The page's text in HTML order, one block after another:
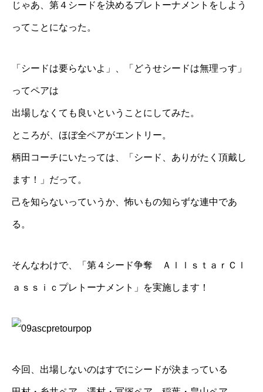
じゃあ、第４シードを決めるプレトーナメントをしよう
ってことになった。
「シードは要らないよ」、「どうせシードは無理っす」
ってペアは
出場しなくても良いということにしてみた。
ところが、ほぼ全ペアがエントリー。
柄田コーチにいたっては、「シード、ありがたく頂戴し
ます！」だって。
己を知らないっていうか、怖いもの知らずな連中であ
る。
そんなわけで、「第４シード争奪 ＡｌｌｓｔａｒＣｌ
ａｓｓｉｃプレトーナメント」を実施します！
今回、出場しないのはすでにシードが決まっている